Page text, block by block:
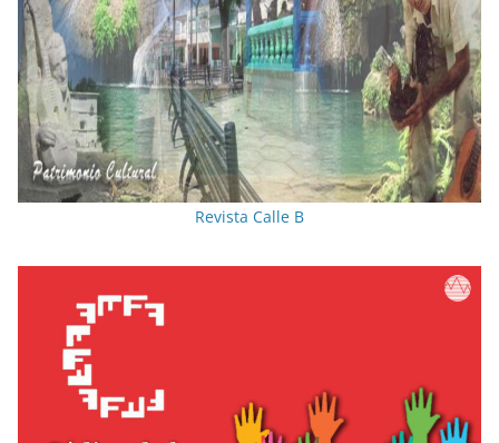
Revista Calle B